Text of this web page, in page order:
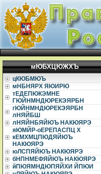
мЮБХЦЮЖХЪ
цКЮБМЮЪ
мНБНЯРХ ЯЮИРЮ
тЕДЕПЮКЭМНЕ
ГЮЙНМНДЮРЕКЭЯРБН
гЮЙНМНДЮРЕКЭЯРБН
лНЯЙБШ
лНЯЙНБЯЙЮЪ НАКЮЯРЭ
яЮМЙР-оЕРЕПАСПЦ Х
кЕМХМЦПЮДЯЙЮЪ
НАКЮЯРЭ
юЛСПЯЙЮЪ НАКЮЯРЭ
бНПНМЕФЯЙЮЪ НАКЮЯРЭ
йПЮЯМНДЮПЯЙХИ ЙПЮИ